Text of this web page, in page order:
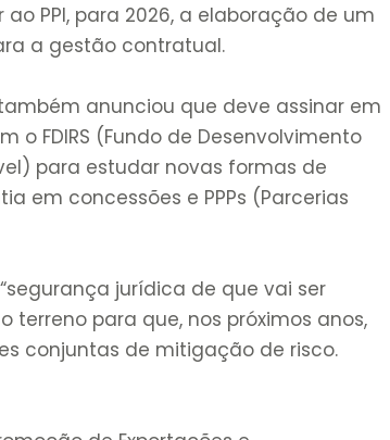
PPI, para 2026, a elaboração de um
a gestão contratual.
anunciou que deve assinar em
FDIRS (Fundo de Desenvolvimento
para estudar novas formas de
em concessões e PPPs (Parcerias
jurídica de que vai ser
terreno para que, nos próximos anos,
conjuntas de mitigação de risco.